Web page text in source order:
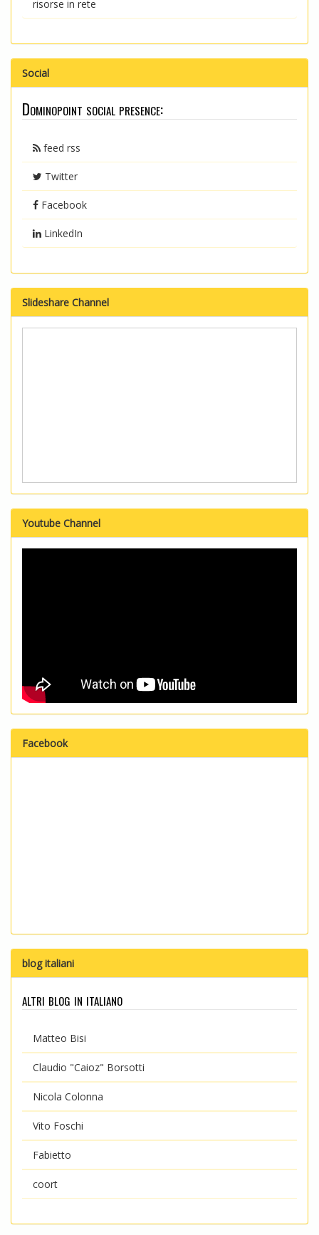
risorse in rete
Social
Dominopoint social presence:
feed rss
Twitter
Facebook
LinkedIn
Slideshare Channel
Youtube Channel
Facebook
blog italiani
altri blog in italiano
Matteo Bisi
Claudio "Caioz" Borsotti
Nicola Colonna
Vito Foschi
Fabietto
coort